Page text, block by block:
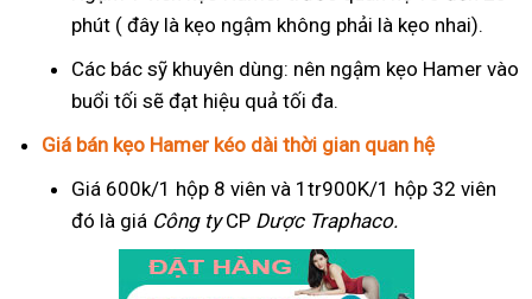
phút ( đây là kẹo ngậm không phải là kẹo nhai).
Các bác sỹ khuyên dùng: nên ngậm kẹo Hamer vào
buổi tối sẽ đạt hiệu quả tối đa.
Giá bán kẹo Hamer kéo dài thời gian quan hệ
Giá 600k/1 hộp 8 viên và 1tr900K/1 hộp 32 viên
đó là giá Công tyCP Dược Traphaco.